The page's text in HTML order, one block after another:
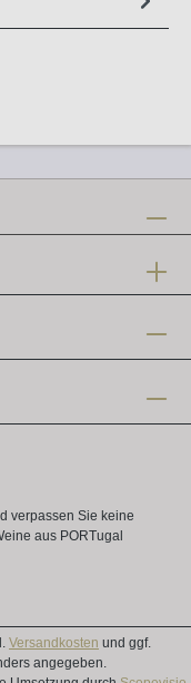
verpassen Sie keine
aus PORTugal
Versandkosten und ggf.
angegeben.